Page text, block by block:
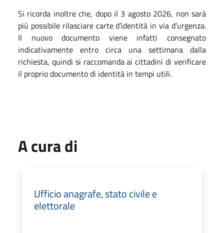
Si ricorda inoltre che, dopo il 3 agosto 2026, non sarà
più possibile rilasciare carte d’identità in via d’urgenza.
Il nuovo documento viene infatti consegnato
indicativamente entro circa una settimana dalla
richiesta, quindi si raccomanda ai cittadini di verificare
il proprio documento di identità in tempi utili.
A cura di
Ufficio anagrafe, stato civile e
elettorale